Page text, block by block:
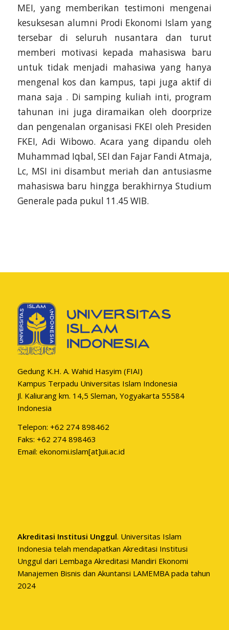
MEI, yang memberikan testimoni mengenai
kesuksesan alumni Prodi Ekonomi Islam yang
tersebar di seluruh nusantara dan turut
memberi motivasi kepada mahasiswa baru
untuk tidak menjadi mahasiwa yang hanya
mengenal kos dan kampus, tapi juga aktif di
mana saja . Di samping kuliah inti, program
tahunan ini juga diramaikan oleh doorprize
dan pengenalan organisasi FKEI oleh Presiden
FKEI, Adi Wibowo. Acara yang dipandu oleh
Muhammad Iqbal, SEI dan Fajar Fandi Atmaja,
Lc, MSI ini disambut meriah dan antusiasme
mahasiswa baru hingga berakhirnya Studium
Generale pada pukul 11.45 WIB.
Gedung K.H. A. Wahid Hasyim (FIAI)
Kampus Terpadu Universitas Islam Indonesia
Jl. Kaliurang km. 14,5 Sleman, Yogyakarta 55584
Indonesia
Telepon: +62 274 898462
Faks: +62 274 898463
Email: ekonomi.islam[at]uii.ac.id
Akreditasi Institusi Unggul. Universitas Islam
Indonesia telah mendapatkan Akreditasi Institusi
Unggul dari Lembaga Akreditasi Mandiri Ekonomi
Manajemen Bisnis dan Akuntansi LAMEMBA pada tahun
2024